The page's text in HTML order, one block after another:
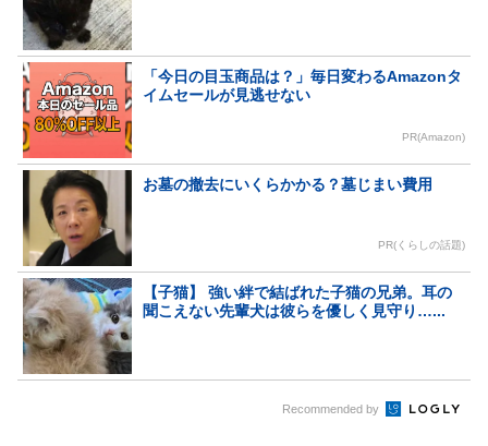
「今日の目玉商品は？」毎日変わるAmazonタ
イムセールが見逃せない
PR(Amazon)
お墓の撤去にいくらかかる？墓じまい費用
PR(くらしの話題)
【子猫】 強い絆で結ばれた子猫の兄弟。耳の
聞こえない先輩犬は彼らを優しく見守り…...
Recommended by